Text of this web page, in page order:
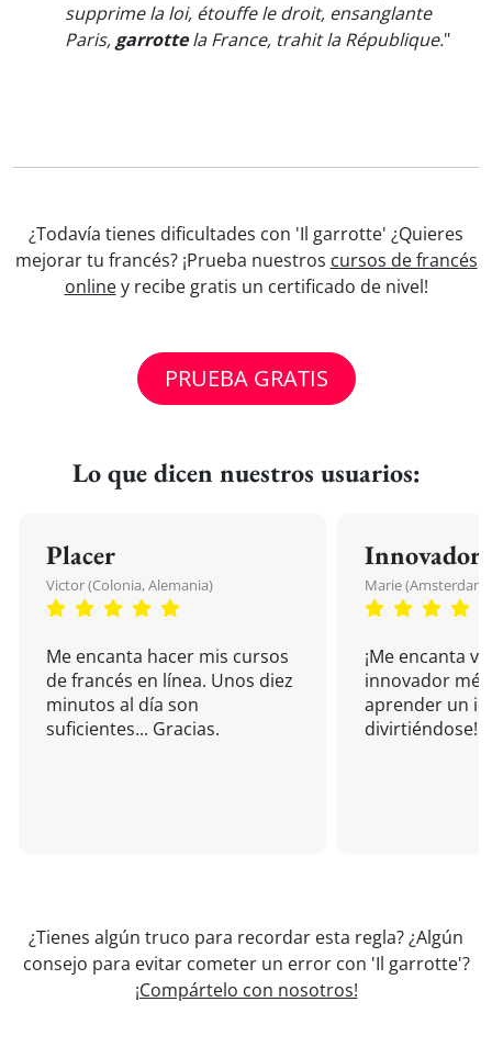
supprime la loi, étouffe le droit, ensanglante
Paris, garrottela France, trahit la République."
¿Todavía tienes dificultades con 'Il garrotte' ¿Quieres
mejorar tu francés? ¡Prueba nuestros cursos de francés
onliney recibe gratis un certificado de nivel!
PRUEBA GRATIS
Lo que dicen nuestros usuarios:
Placer
Victor (Colonia, Alemania)
Me encanta hacer mis cursos
de francés en línea. Unos diez
minutos al día son
suficientes... Gracias.
Innovador
Marie (Amsterdam,
¡Me encanta
innovador
aprender un
divirtiéndose!
¿Tienes algún truco para recordar esta regla? ¿Algún
consejo para evitar cometer un error con 'Il garrotte'?
¡Compártelo con nosotros!